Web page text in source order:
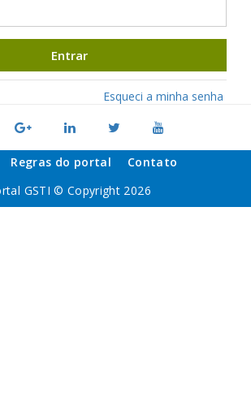
Entrar
Esqueci a minha senha
Regras do portal
Contato
GSTI © Copyright 2026